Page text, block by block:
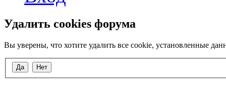
Удалить cookies форума
Вы уверены, что хотите удалить все cookie, установленные